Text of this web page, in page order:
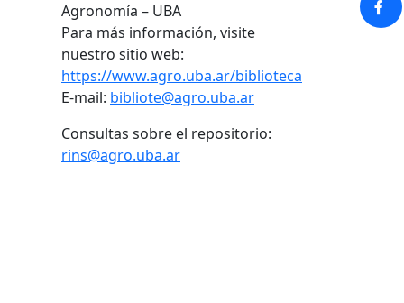
Agronomía – UBA
Para más información, visite
nuestro sitio web:
https://www.agro.uba.ar/biblioteca
E-mail: bibliote@agro.uba.ar
Consultas sobre el repositorio:
rins@agro.uba.ar